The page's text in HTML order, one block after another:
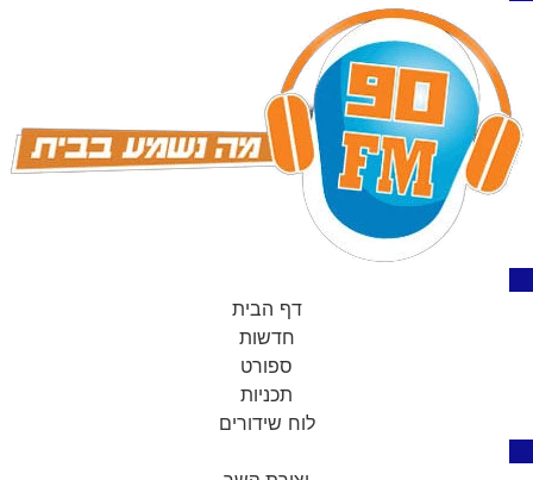
דף הבית
חדשות
ספורט
תכניות
לוח שידורים